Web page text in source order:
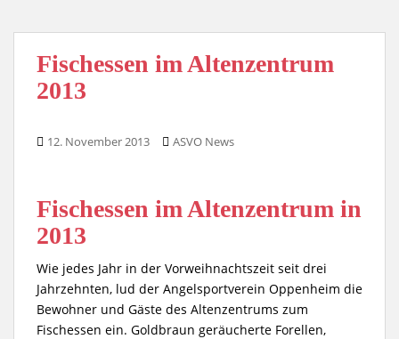
Fischessen im Altenzentrum
2013
12. November 2013 ASVO News
Fischessen im Altenzentrum in
2013
Wie jedes Jahr in der Vorweihnachtszeit seit drei
Jahrzehnten, lud der Angelsportverein Oppenheim die
Bewohner und Gäste des Altenzentrums zum
Fischessen ein. Goldbraun geräucherte Forellen,